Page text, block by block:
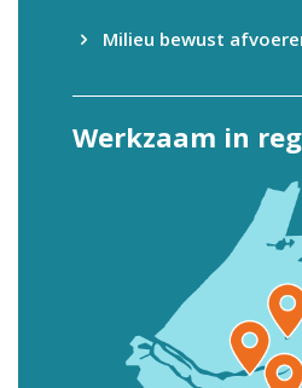
Milieu bewust
Werkzaam in